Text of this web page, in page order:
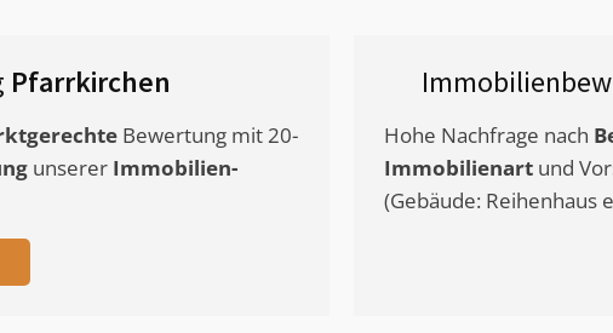
Pfarrkirchen
Bewertung mit 20-
unserer Immobilien-
Hohe Nachfrage nach
Immobilienart und
(Gebäude: Reihenhaus